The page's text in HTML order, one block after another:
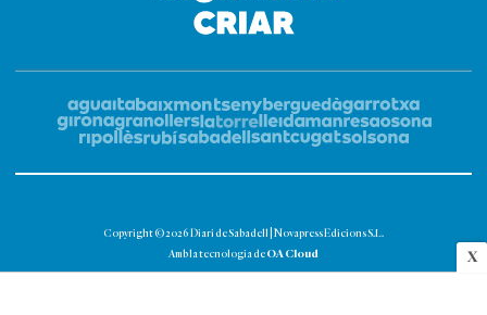
X
Copyright © 2026 Diari de Sabadell | Novapress Edicions S.L.
Amb la tecnologia de OA Cloud